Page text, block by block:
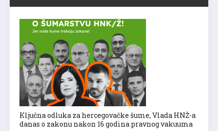
Ključna odluka za hercegovačke šume, Vlada HNŽ-a
danas o zakonu nakon 16 godina pravnog vakuuma